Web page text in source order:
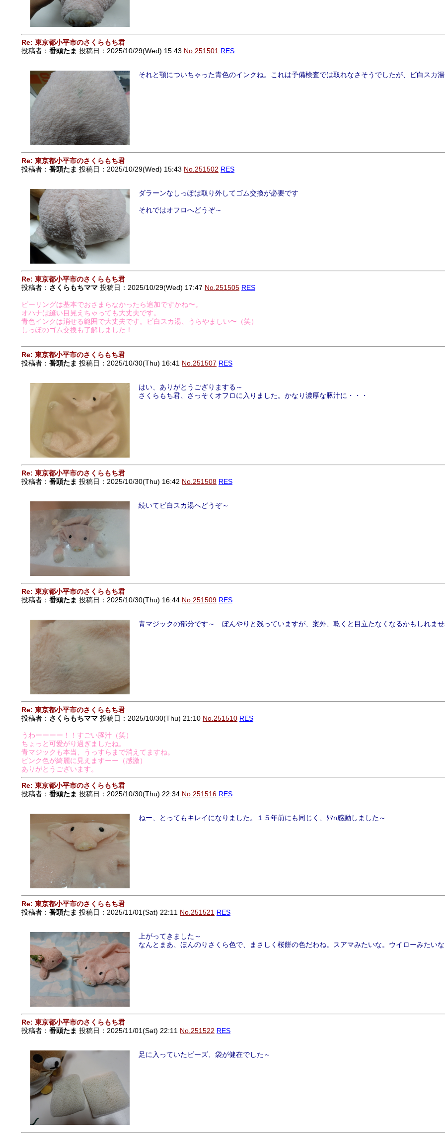
Re: 東京都小平市のさくらもち君
投稿者： 番頭たま 投稿日：2025/10/29(Wed) 15:43 No.251501 RES
それと顎についちゃった青色のインクね。これは予備検査では取れなさそうでしたが、ビ白スカ
Re: 東京都小平市のさくらもち君
投稿者： 番頭たま 投稿日：2025/10/29(Wed) 15:43 No.251502 RES
ダラーンなしっぽは取り外してゴム交換が必要です
それではオフロへどうぞ～
Re: 東京都小平市のさくらもち君
投稿者： さくらもちママ 投稿日：2025/10/29(Wed) 17:47 No.251505 RES
ピーリングは基本でおさまらなかったら追加ですかね〜。
オハナは縫い目見えちゃっても大丈夫です。
青色インクは消せる範囲で大丈夫です。ビ白スカ湯、うらやましい〜（笑）
しっぽのゴム交換も了解しました！
Re: 東京都小平市のさくらもち君
投稿者： 番頭たま 投稿日：2025/10/30(Thu) 16:41 No.251507 RES
はい、ありがとうござりまする～
さくらもち君、さっそくオフロに入りました。かなり濃厚な豚汁に・・・
Re: 東京都小平市のさくらもち君
投稿者： 番頭たま 投稿日：2025/10/30(Thu) 16:42 No.251508 RES
続いてビ白スカ湯へどうぞ～
Re: 東京都小平市のさくらもち君
投稿者： 番頭たま 投稿日：2025/10/30(Thu) 16:44 No.251509 RES
青マジックの部分です～ ぼんやりと残っていますが、案外、乾くと目立たなくなるかもしれま
Re: 東京都小平市のさくらもち君
投稿者： さくらもちママ 投稿日：2025/10/30(Thu) 21:10 No.251510 RES
うわーーーー！！すごい豚汁（笑）
ちょっと可愛がり過ぎましたね。
青マジックも本当、うっすらまで消えてますね。
ピンク色が綺麗に見えますーー（感激）
ありがとうございます。
Re: 東京都小平市のさくらもち君
投稿者： 番頭たま 投稿日：2025/10/30(Thu) 22:34 No.251516 RES
ねー、とってもキレイになりました。１５年前にも同じく、ﾀﾏn感動しました～
Re: 東京都小平市のさくらもち君
投稿者： 番頭たま 投稿日：2025/11/01(Sat) 22:11 No.251521 RES
上がってきました～
なんとまあ、ほんのりさくら色で、まさしく桜餅の色だわね。スアマみたいな。ウイローみたい
Re: 東京都小平市のさくらもち君
投稿者： 番頭たま 投稿日：2025/11/01(Sat) 22:11 No.251522 RES
足に入っていたビーズ、袋が健在でした～